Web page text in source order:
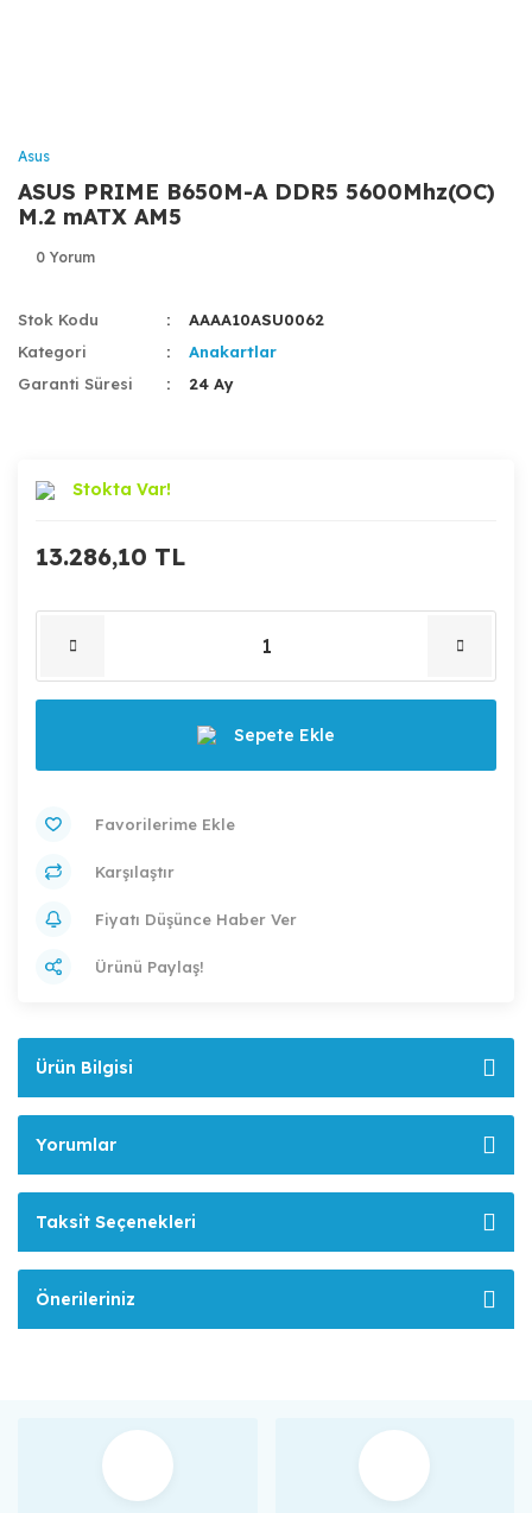
Asus
ASUS PRIME B650M-A DDR5 5600Mhz(OC)
M.2 mATX AM5
0 Yorum
Stok Kodu
AAAA10ASU0062
Kategori
Anakartlar
Garanti Süresi
24 Ay
Stokta Var!
13.286,10 TL
Sepete Ekle
Karşılaştır
Fiyatı Düşünce Haber Ver
Ürünü Paylaş!
Ürün Bilgisi
Yorumlar
Taksit Seçenekleri
Önerileriniz